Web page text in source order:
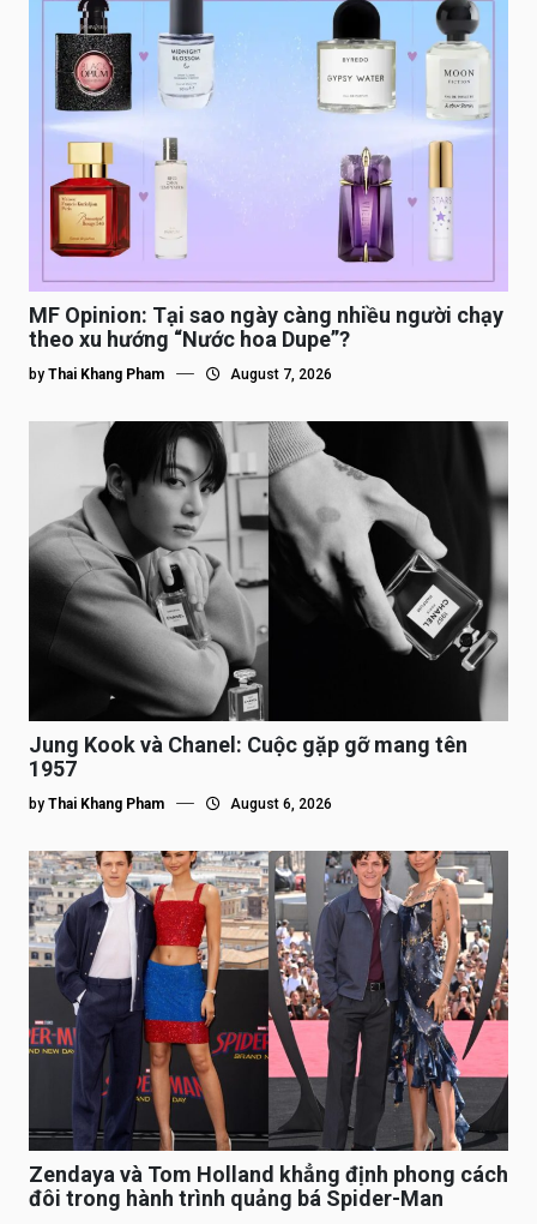
MF Opinion: Tại sao ngày càng nhiều người chạy
theo xu hướng “Nước hoa Dupe”?
by Thai Khang Pham August 7, 2026
Jung Kook và Chanel: Cuộc gặp gỡ mang tên
1957
by Thai Khang Pham August 6, 2026
Zendaya và Tom Holland khẳng định phong cách
đôi trong hành trình quảng bá Spider-Man